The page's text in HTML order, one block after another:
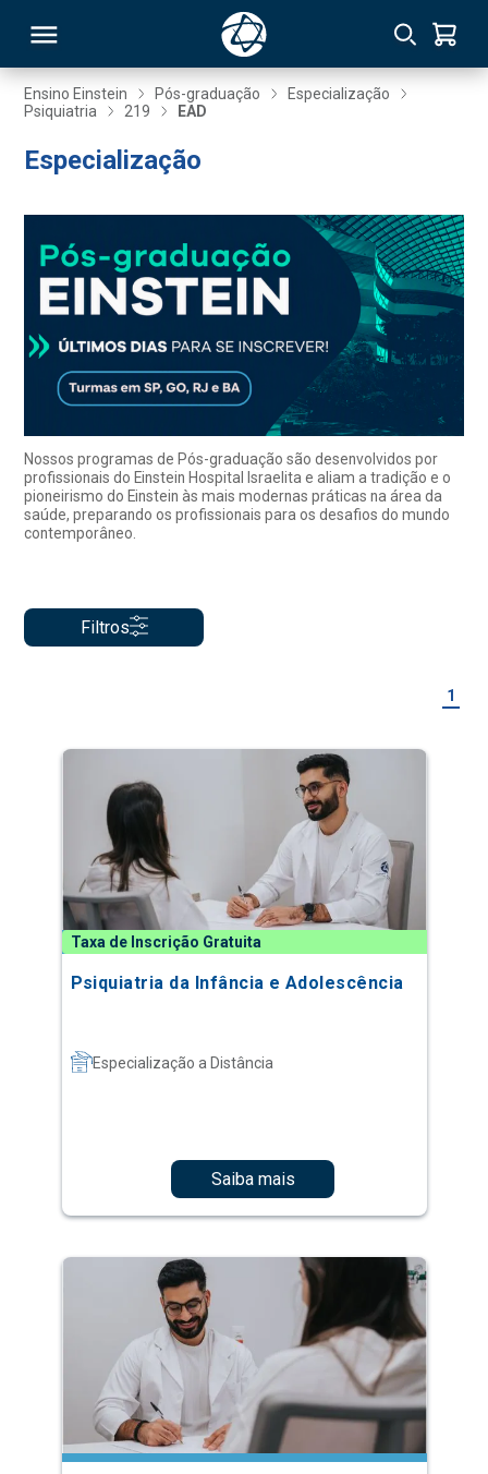
Ensino Einstein Pós-graduação
Especialização
Psiquiatria
219 EAD
Especialização
Nossos programas de Pós-graduação são desenvolvidos por
profissionais do Einstein Hospital Israelita e aliam a tradição e o
pioneirismo do Einstein às mais modernas práticas na área da
saúde, preparando os profissionais para os desafios do mundo
contemporâneo.
Filtros
1
Taxa de Inscrição Gratuita
Psiquiatria da Infância e Adolescência
Especialização a Distância
Saiba mais